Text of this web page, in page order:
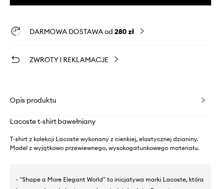
DARMOWA DOSTAWA od 280 zł
ZWROTY I REKLAMACJE
Opis produktu
Lacoste t-shirt bawełniany
T-shirt z kolekcji Lacoste wykonany z cienkiej, elastycznej dzianiny.
Model z wyjątkowo przewiewnego, wysokogatunkowego materiału.
- "Shape a More Elegant World" to inicjatywa marki Lacoste, która